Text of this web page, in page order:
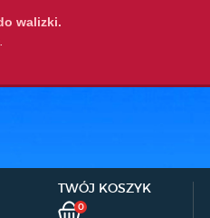
walizki.
.
TWÓJ KOSZYK
0